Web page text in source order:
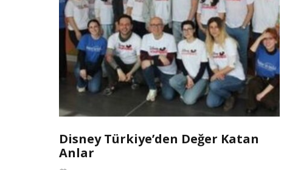
Disney Türkiye’den Değer Katan
Anlar